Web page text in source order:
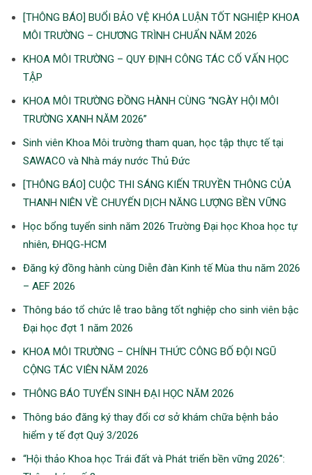
[THÔNG BÁO] BUỔI BẢO VỆ KHÓA LUẬN TỐT NGHIỆP KHOA
MÔI TRƯỜNG – CHƯƠNG TRÌNH CHUẨN NĂM 2026
KHOA MÔI TRƯỜNG – QUY ĐỊNH CÔNG TÁC CỐ VẤN HỌC
TẬP
KHOA MÔI TRƯỜNG ĐỒNG HÀNH CÙNG “NGÀY HỘI MÔI
TRƯỜNG XANH NĂM 2026”
Sinh viên Khoa Môi trường tham quan, học tập thực tế tại
SAWACO và Nhà máy nước Thủ Đức
[THÔNG BÁO] CUỘC THI SÁNG KIẾN TRUYỀN THÔNG CỦA
THANH NIÊN VỀ CHUYẾN DỊCH NĂNG LƯỢNG BỀN VỮNG
Học bổng tuyển sinh năm 2026 Trường Đại học Khoa học tự
nhiên, ĐHQG-HCM
Đăng ký đồng hành cùng Diễn đàn Kinh tế Mùa thu năm 2026
– AEF 2026
Thông báo tổ chức lễ trao bằng tốt nghiệp cho sinh viên bậc
Đại học đợt 1 năm 2026
KHOA MÔI TRƯỜNG – CHÍNH THỨC CÔNG BỐ ĐỘI NGŨ
CỘNG TÁC VIÊN NĂM 2026
THÔNG BÁO TUYỂN SINH ĐẠI HỌC NĂM 2026
Thông báo đăng ký thay đổi cơ sở khám chữa bệnh bảo
hiểm y tế đợt Quý 3/2026
“Hội thảo Khoa học Trái đất và Phát triển bền vững 2026″: